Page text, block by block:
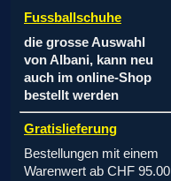
Fussballschuhe
die grosse Auswahl
von Albani, kann neu
auch im online-Shop
bestellt werden
Gratislieferung
Bestellungen mit einem
Warenwert ab CHF 95.00